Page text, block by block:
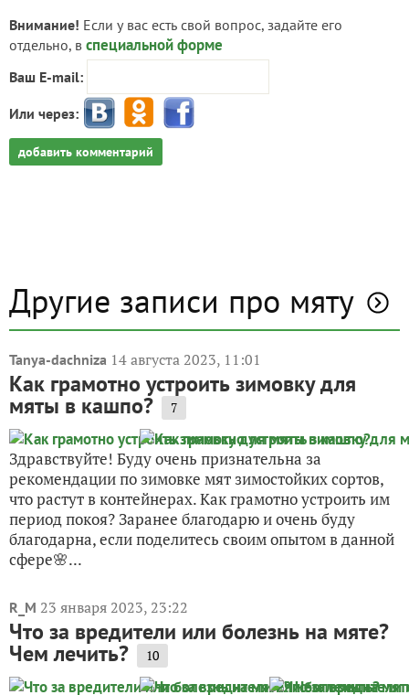
Внимание! Если у вас есть свой вопрос, задайте его
отдельно, в специальной форме
Ваш E-mail:
Или через:
добавить комментарий
Другие записи про мяту
Tanya-dachniza 14 августа 2023, 11:01
Как грамотно устроить зимовку для
мяты в кашпо? 7
Здравствуйте! Буду очень признательна за
рекомендации по зимовке мят зимостойких сортов,
что растут в контейнерах. Как грамотно устроить им
период покоя? Заранее благодарю и очень буду
благодарна, если поделитесь своим опытом в данной
сфере🌸...
R_M 23 января 2023, 23:22
Что за вредители или болезнь на мяте?
Чем лечить? 10